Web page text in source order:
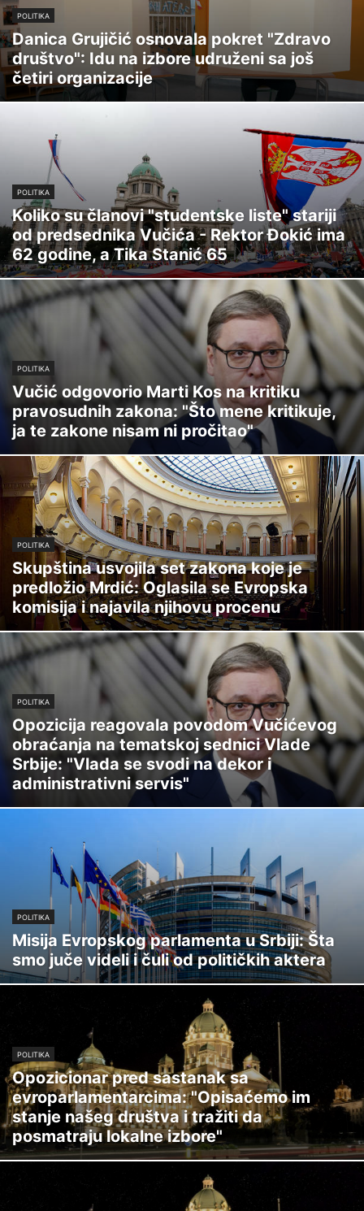
POLITIKA
Danica Grujičić osnovala pokret "Zdravo
društvo": Idu na izbore udruženi sa još
četiri organizacije
POLITIKA
Koliko su članovi "studentske liste" stariji
od predsednika Vučića - Rektor Đokić ima
62 godine, a Tika Stanić 65
POLITIKA
Vučić odgovorio Marti Kos na kritiku
pravosudnih zakona: "Što mene kritikuje,
ja te zakone nisam ni pročitao"
POLITIKA
Skupština usvojila set zakona koje je
predložio Mrdić: Oglasila se Evropska
komisija i najavila njihovu procenu
POLITIKA
Opozicija reagovala povodom Vučićevog
obraćanja na tematskoj sednici Vlade
Srbije: "Vlada se svodi na dekor i
administrativni servis"
POLITIKA
Misija Evropskog parlamenta u Srbiji: Šta
smo juče videli i čuli od političkih aktera
POLITIKA
Opozicionar pred sastanak sa
evroparlamentarcima: "Opisaćemo im
stanje našeg društva i tražiti da
posmatraju lokalne izbore"